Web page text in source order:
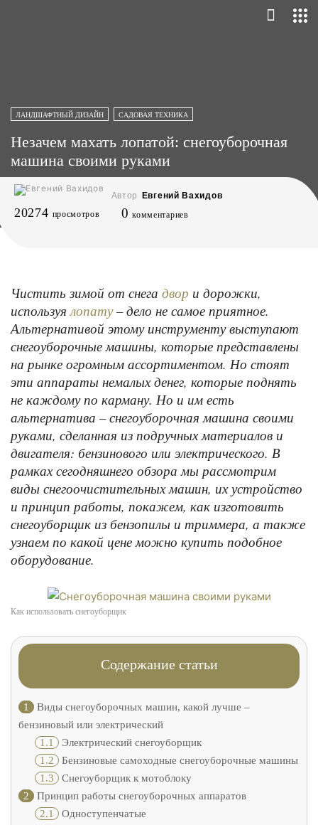
ЛАНДШАФТНЫЙ ДИЗАЙН САДОВАЯ ТЕХНИКА
Незачем махать лопатой: снегоуборочная
машина своими руками
Автор Евгений Вахидов
20274 просмотров 0 комментариев
Чистить зимой от снега двор и дорожки,
используялопату– дело не самое приятное.
Альтернативой этому инструменту выступают
снегоуборочные машины, которые представлены
на рынке огромным ассортиментом. Но стоят
эти аппараты немалых денег, которые поднять
не каждому по карману. Но и им есть
альтернатива – снегоуборочная машина своими
руками, сделанная из подручных материалов и
двигателя: бензинового или электрического. В
рамках сегодняшнего обзора мы рассмотрим
виды снегоочистительных машин, их устройство
и принцип работы, покажем, как изготовить
снегоуборщик из бензопилы и триммера, а также
узнаем по какой цене можно купить подобное
оборудование.
Как использовать снегоуборщик
Содержание статьи
1
Виды снегоуборочных машин, какой лучше –
бензиновый или электрический
1.1 Электрический снегоуборщик
1.2 Бензиновые самоходные снегоуборочные машины
1.3 Снегоуборщик к мотоблоку
2
Принцип работы снегоуборочных аппаратов
2.1 Одноступенчатые